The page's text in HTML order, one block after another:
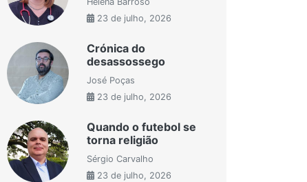
23 de julho, 2026
Crónica do
desassossego
José Poças
23 de julho, 2026
Quando o futebol se
torna religião
Sérgio Carvalho
23 de julho, 2026